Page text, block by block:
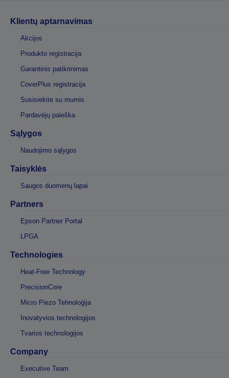
Klientų aptarnavimas
Akcijos
Produkto registracija
Garantinis patikrinimas
CoverPlus registracija
Susisiekite su mumis
Pardavėjų paieška
Sąlygos
Naudojimo sąlygos
Taisyklės
Saugos duomenų lapai
Partners
Epson Partner Portal
LPGA
Technologies
Heat-Free Technology
PrecisionCore
Micro Piezo Tehnoloģija
Inovatyvios technologijos
Tvarios technologijos
Company
Executive Team